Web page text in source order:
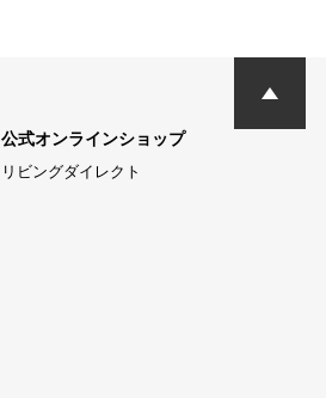
公式オンラインショップ
リビングダイレクト